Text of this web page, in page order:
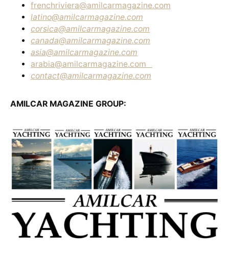
frenchriviera@amilcarmagazine.com
latino@amilcarmagazine.com
corsica@amilcarmagazine.com
canada@amilcarmagazine.com
asia@amilcarmagazine.com
arabia@amilcarmagazine.com
contact@amilcarmagazine.com
AMILCAR MAGAZINE GROUP: